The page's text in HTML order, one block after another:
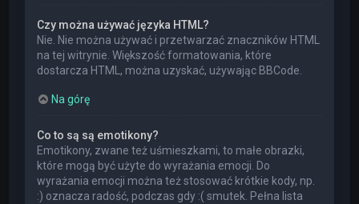
Czy można używać języka HTML?
Nie. Nie można używać i przetwarzać znaczników HTML
na tej witrynie. Większość formatowania, które
dostarcza HTML, można uzyskać, używając BBCode.
Na górę
Co to są są emotikony?
Emotikony, zwane też uśmieszkami, to małe obrazki,
które mogą być użyte do wyrażania emocji. Do
wyrażania emocji można też stosować krótkie kody, np.
:) oznacza radość, podczas gdy :( smutek. Pełna lista